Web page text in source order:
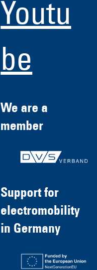
Youtu
be
We are a
member
Support for
electromobility
in Germany